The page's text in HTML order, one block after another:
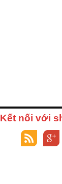
Kết nối với